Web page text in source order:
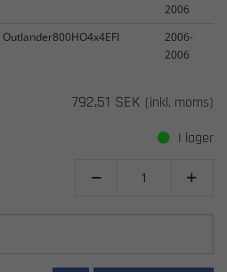
2006
Outlander800HO4x4EFI
2006-
2006
792,51 SEK (inkl. moms)
I lager
 